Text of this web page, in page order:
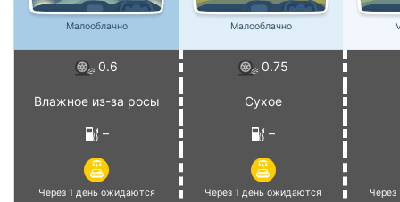
Малооблачно Малооблачно
0.6 0.75
Влажное из-за росы Сухое
– –
Через 1 день ожидаются
Через 1 день ожидаются